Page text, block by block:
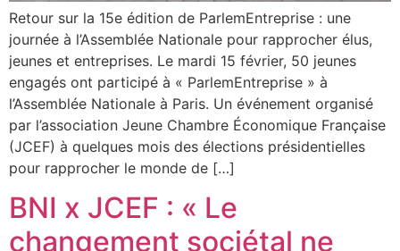
Retour sur la 15e édition de ParlemEntreprise : une
journée à l’Assemblée Nationale pour rapprocher élus,
jeunes et entreprises. Le mardi 15 février, 50 jeunes
engagés ont participé à « ParlemEntreprise » à
l’Assemblée Nationale à Paris. Un événement organisé
par l’association Jeune Chambre Économique Française
(JCEF) à quelques mois des élections présidentielles
pour rapprocher le monde de […]
BNI x JCEF : « Le
changement sociétal ne